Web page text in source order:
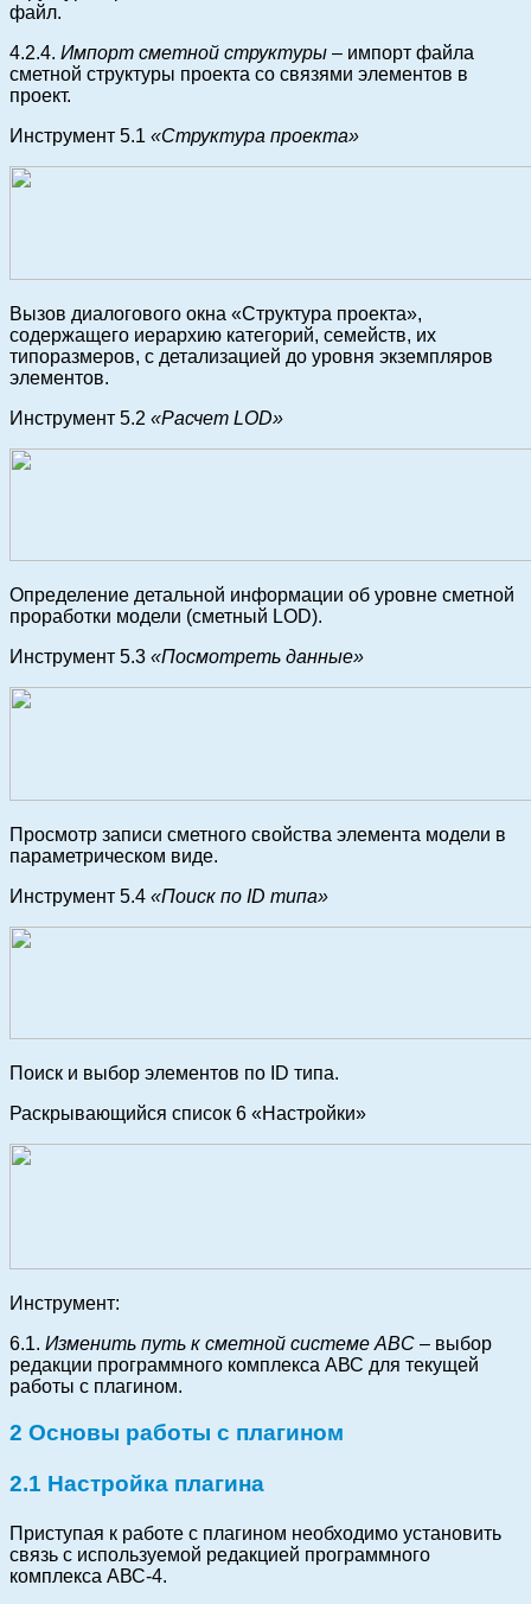
файл.
4.2.4. Импорт сметной структуры – импорт файла
сметной структуры проекта со связями элементов в
проект.
Инструмент 5.1 «Структура проекта»
Вызов диалогового окна «Структура проекта»,
содержащего иерархию категорий, семейств, их
типоразмеров, с детализацией до уровня экземпляров
элементов.
Инструмент 5.2 «Расчет LOD»
Определение детальной информации об уровне сметной
проработки модели (сметный LOD).
Инструмент 5.3 «Посмотреть данные»
Просмотр записи сметного свойства элемента модели в
параметрическом виде.
Инструмент 5.4 «Поиск по ID типа»
Поиск и выбор элементов по ID типа.
Раскрывающийся список 6 «Настройки»
Инструмент:
6.1. Изменить путь к сметной системе АВС – выбор
редакции программного комплекса АВС для текущей
работы с плагином.
2 Основы работы с плагином
2.1 Настройка плагина
Приступая к работе с плагином необходимо установить
связь с используемой редакцией программного
комплекса АВС-4.